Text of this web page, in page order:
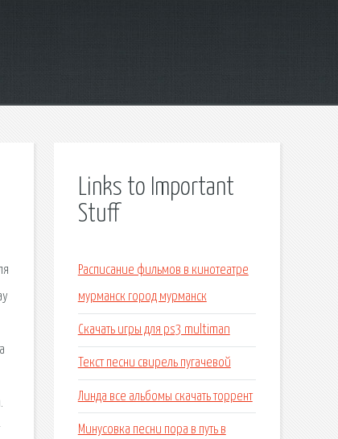
Links to Important
Stuff
Расписание фильмов в кинотеатре
мурманск город мурманск
Скачать игры для ps3 multiman
Текст песни свирель пугачевой
Линда все альбомы скачать торрент
Минусовка песни пора в путь в